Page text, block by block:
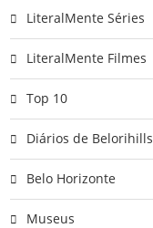
LiteralMente Séries
LiteralMente Filmes
Top 10
Diários de Belorihills
Belo Horizonte
Museus